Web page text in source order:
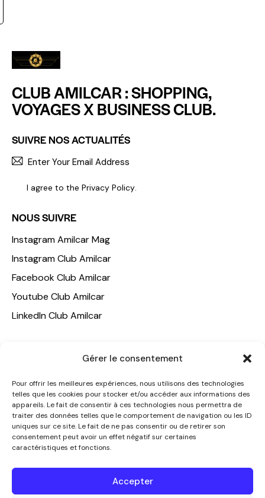
Gérer le consentement
Pour offrir les meilleures expériences, nous utilisons des technologies
telles que les cookies pour stocker et/ou accéder aux informations des
appareils. Le fait de consentir à ces technologies nous permettra de
traiter des données telles que le comportement de navigation ou les ID
uniques sur ce site. Le fait de ne pas consentir ou de retirer son
consentement peut avoir un effet négatif sur certaines
caractéristiques et fonctions.
Accepter
CLUB AMILCAR : SHOPPING,
VOYAGES X BUSINESS CLUB.
SUIVRE NOS ACTUALITÉS
I agree to the Privacy Policy.
NOUS SUIVRE
Instagram Amilcar Mag
Instagram Club Amilcar
Facebook Club Amilcar
Youtube Club Amilcar
LinkedIn Club Amilcar
AMILCAR TRAVEL CLUB
CLUB AMILCAR, Club d'affaires international
AGENCE MEDIANE
CONTACT
NOUS CONTACTER
+33 7 49 60 92 02